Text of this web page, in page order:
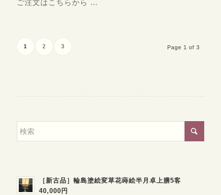
ご注文はこちらから …
Page 1 of 3
1 2 3
［新古品］輪島塗絵変草花蒔絵半月卓上膳5客
40,000円